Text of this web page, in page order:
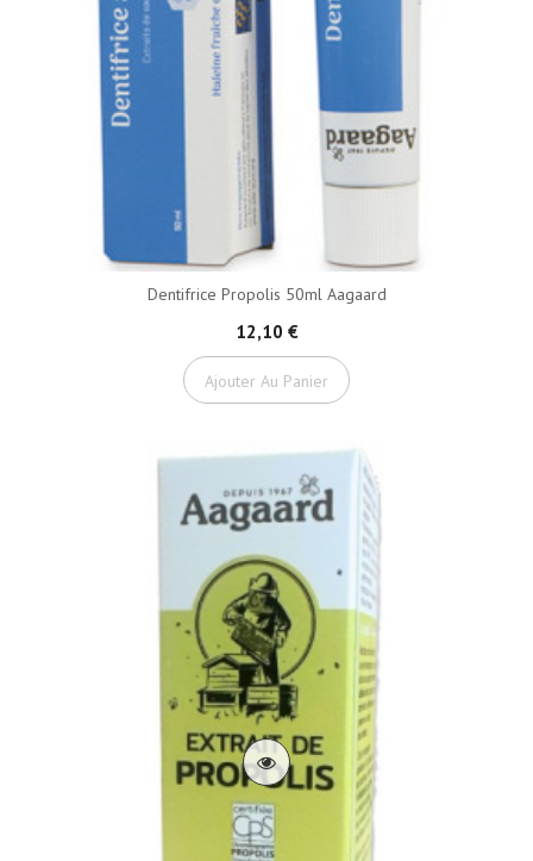
Dentifrice Propolis 50ml Aagaard
12,10 €
Ajouter Au Panier